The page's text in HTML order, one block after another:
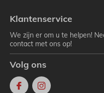
Klantenservice
We zijn er om u te helpen!
contact met ons op!
Volg ons